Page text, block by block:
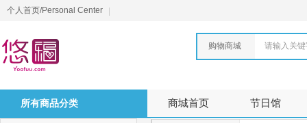
个人首页/Personal Center
购物商城 请输入关
所有商品分类 商城首页 节日馆